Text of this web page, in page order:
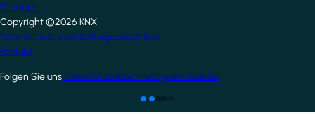
Startups
Copyright ©2026 KNX
Footer
Datenschutz und Haftungsausschluss
Kontakt
Folgen Sie unsLinkedInFacebookInstagramYoutube